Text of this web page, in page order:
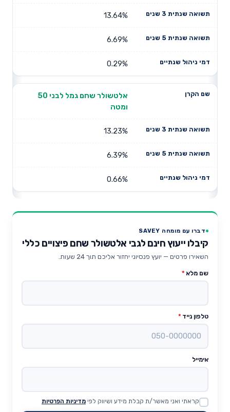
13.64%
6.69%
0.29%
אלטשולר שחם גמל לבני 50
ומטה
13.23%
6.39%
0.66%
דברו עם מומחה SAVEY
קיבלו ייעוץ חינם לגבי אלטשולר שחם פיצויים כללי
השאירו פרטים — יועץ פנסיוני יחזור אליכם תוך 24 שעות.
שם מלא *
טלפון נייד *
אימייל
Website
קראתי ואני מאשר/ת קבלת מידע ושיווק לפי מדיניות הפרטיות